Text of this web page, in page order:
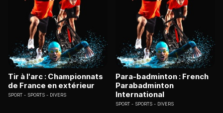
Tir à l'arc : Championnats
de France en extérieur
SPORT SPORTS - DIVERS
Para-badminton : French
Parabadminton
International
SPORT SPORTS - DIVERS